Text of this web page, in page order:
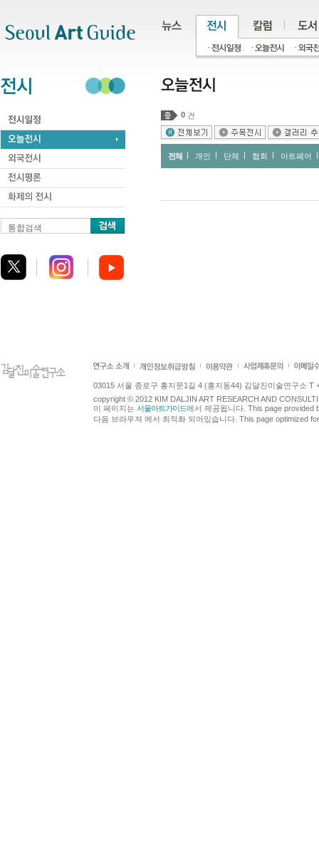
통합검색
0 건
전체 개인 단체 협회 아트페어
03015 서울 종로구 홍지문1길 4 (홍지동44) 김달진미술연구소 T
copyright © 2012 KIM DALJIN ART RESEARCH AND
이 페이지는 서울아트가이드에서 제공됩니다. This page provided
다음 브라우져 에서 최적화 되어있습니다. This page optimized